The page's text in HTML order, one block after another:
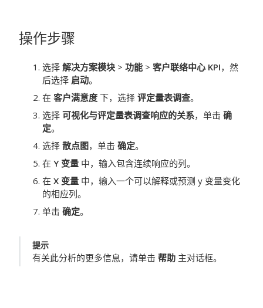
操作步骤
选择 解决方案模块 > 功能 > 客户联络中心 KPI，然
后选择 启动。
在 客户满意度 下，选择 评定量表调查。
选择 可视化与评定量表调查响应的关系，单击 确
定。
选择 散点图，单击 确定。
在 Y 变量 中，输入包含连续响应的列。
在 X 变量 中，输入一个可以解释或预测 y 变量变化
的相应列。
单击 确定。
提示
有关此分析的更多信息，请单击 帮助 主对话框。